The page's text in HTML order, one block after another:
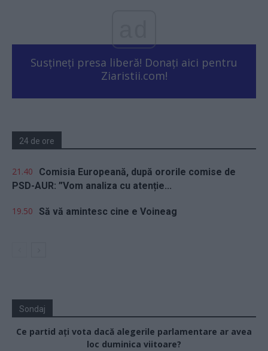
Susțineți presa liberă! Donați aici pentru
Ziaristii.com!
24 de ore
21.40
Comisia Europeană, după ororile comise de
PSD-AUR: ”Vom analiza cu atenție...
19.50 Să vă amintesc cine e Voineag
Sondaj
Ce partid ați vota dacă alegerile parlamentare ar avea
loc duminica viitoare?